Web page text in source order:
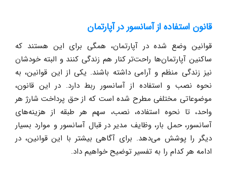
قانون استفاده از آسانسور در آپارتمان
قوانین وضع‌ شده در آپارتمان، همگی برای این هستند که
ساکنین آپارتمان‌ها راحت‌تر کنار هم زندگی کنند و البته خودشان
نیز زندگی منظم و آرامی داشته باشند. یکی از این قوانین، به
نحوه نصب و استفاده از آسانسور ربط دارد. در این قانون،
موضوعاتی مختلفی مطرح شده است که از حق پرداخت شارژ هر
واحد، تا نحوه استفاده، نصب، سهم هر طبقه از هزینه‌های
آسانسور، حمل بار، وظایف مدیر در قبال آسانسور و موارد بسیار
دیگر را پوشش می‌دهد. برای آگاهی بیشتر با این قوانین، در
ادامه هر کدام را به تفسیر توضیح خواهیم داد.